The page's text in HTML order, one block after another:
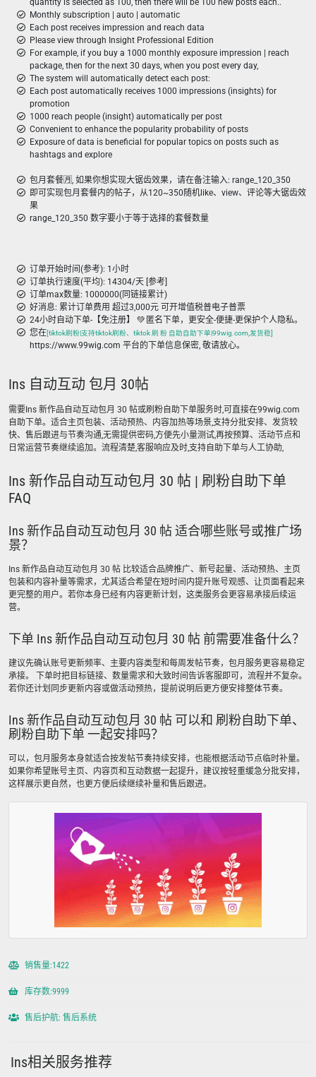
quantity is selected as 100, then there will be 100 new posts each..
Monthly subscription | auto | automatic
Each post receives impression and reach data
Please view through Insight Professional Edition
For example, if you buy a 1000 monthly exposure impression | reach
package, then for the next 30 days, when you post every day,
The system will automatically detect each post:
Each post automatically receives 1000 impressions (insights) for
promotion
1000 reach people (insight) automatically per post
Convenient to enhance the popularity probability of posts
Exposure of data is beneficial for popular topics on posts such as
hashtags and explore
包月套餐🈷️, 如果你想实现大锯齿效果，请在备注输入: range_120_350
即可实现包月套餐内的帖子，从120~350随机like、view、评论等大锯齿效
果
range_120_350 数字要小于等于选择的套餐数量
订单开始时间(参考): 1小时
订单执行速度(平均): 14304/天 [参考]
订单max数量: 1000000(同链接累计)
好消息: 累计订单费用 超过3,000元 可开增值税普电子普票
24小时自动下单-【免注册】 💚 匿名下单，更安全-便捷-更保护个人隐私。
您在[tiktok刷粉|支持tiktok刷粉、tiktok 刷 粉 自助自助下单|99wig.com,发货稳]
https://www.99wig.com 平台的下单信息保密, 敬请放心。
Ins 自动互动 包月 30帖
需要Ins 新作品自动互动包月 30 帖或刷粉自助下单服务时,可直接在99wig.com
自助下单。适合主页包装、活动预热、内容加热等场景,支持分批安排、发货较
快、售后跟进与节奏沟通,无需提供密码,方便先小量测试,再按预算、活动节点和
日常运营节奏继续追加。流程清楚,客服响应及时,支持自助下单与人工协助,
Ins 新作品自动互动包月 30 帖 | 刷粉自助下单
FAQ
Ins 新作品自动互动包月 30 帖 适合哪些账号或推广场
景？
Ins 新作品自动互动包月 30 帖 比较适合品牌推广、新号起量、活动预热、主页
包装和内容补量等需求，尤其适合希望在短时间内提升账号观感、让页面看起来
更完整的用户。若你本身已经有内容更新计划，这类服务会更容易承接后续运
营。
下单 Ins 新作品自动互动包月 30 帖 前需要准备什么？
建议先确认账号更新频率、主要内容类型和每周发帖节奏，包月服务更容易稳定
承接。 下单时把目标链接、数量需求和大致时间告诉客服即可，流程并不复杂。
若你还计划同步更新内容或做活动预热，提前说明后更方便安排整体节奏。
Ins 新作品自动互动包月 30 帖 可以和 刷粉自助下单、
刷粉自助下单 一起安排吗？
可以，包月服务本身就适合按发帖节奏持续安排，也能根据活动节点临时补量。
如果你希望账号主页、内容页和互动数据一起提升，建议按轻重缓急分批安排，
这样展示更自然，也更方便后续继续补量和售后跟进。
销售量:1422
库存数:9999
售后护航: 售后系统
Ins相关服务推荐